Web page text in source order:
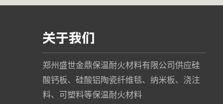
关于我们
郑州盛世金鼎保温耐火材料有限公司供应硅
酸钙板、硅酸铝陶瓷纤维毯、纳米板、浇注
料、可塑料等保温耐火材料